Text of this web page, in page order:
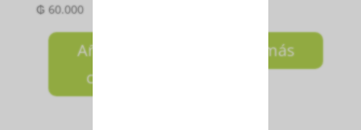
₲60.000
Añadir al
carrito
Leer más